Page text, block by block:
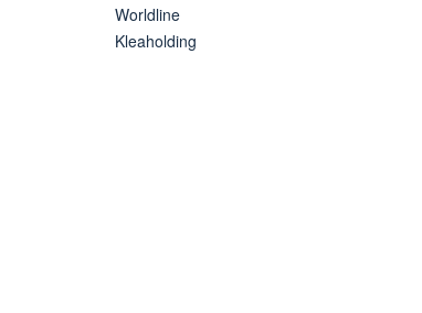
Worldline
Kleaholding